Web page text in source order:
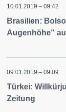
10.01.2019 – 09:42
Brasilien:
Augenhöhe"
09.01.2019 – 09:09
Türkei:
Zeitung